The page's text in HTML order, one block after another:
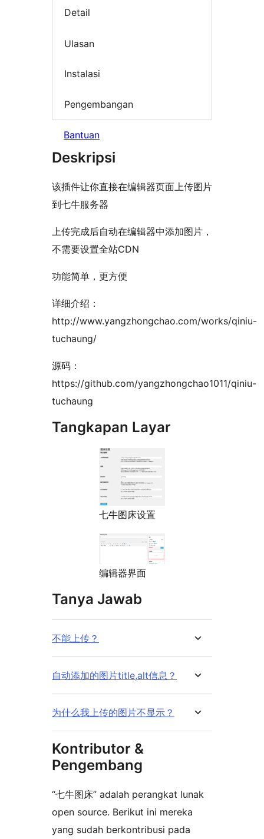
Detail
Ulasan
Instalasi
Pengembangan
Bantuan
Deskripsi
该插件让你直接在编辑器页面上传图片
到七牛服务器
上传完成后自动在编辑器中添加图片，
不需要设置全站CDN
功能简单，更方便
详细介绍：
http://www.yangzhongchao.com/works/qiniu-
tuchaung/
源码：
https://github.com/yangzhongchao1011/qiniu-
tuchaung
Tangkapan Layar
七牛图床设置
编辑器界面
Tanya Jawab
不能上传？
自动添加的图片title,alt信息？
为什么我上传的图片不显示？
Kontributor &
Pengembang
“七牛图床” adalah perangkat lunak
open source. Berikut ini mereka
yang sudah berkontribusi pada